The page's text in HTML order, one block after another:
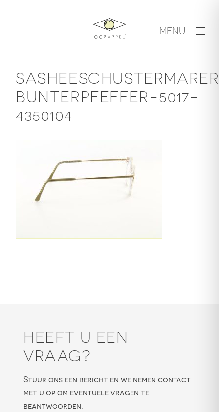
MENU
BUNTERPFEFFER-5017-
4350104
HEEFT U EEN
VRAAG?
Stuur ons een bericht en we nemen contact
met u op om eventuele vragen te
beantwoorden.